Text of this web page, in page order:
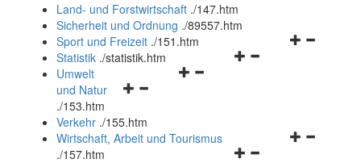
und
schließen
Land- und Forstwirtschaft ./147.htm
Sicherheit und Ordnung ./89557.htm
Navigationsmenü
Sport und Freizeit ./151.htm
Navigationsmenü
Statistik ./statistik.htm
Navigationsmenü
und
schließen
Umwelt
und Natur
./153.htm
Verkehr ./155.htm
Navigationsmenü
Wirtschaft, Arbeit und Tourismus
./157.htm